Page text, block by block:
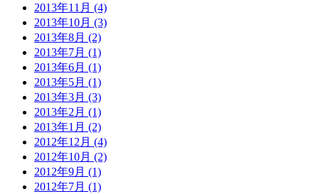
2013年11月 (4)
2013年10月 (3)
2013年8月 (2)
2013年7月 (1)
2013年6月 (1)
2013年5月 (1)
2013年3月 (3)
2013年2月 (1)
2013年1月 (2)
2012年12月 (4)
2012年10月 (2)
2012年9月 (1)
2012年7月 (1)